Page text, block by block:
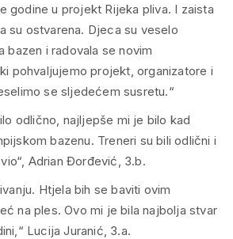
godine u projekt Rijeka pliva. I zaista
su ostvarena. Djeca su veselo
bazen i radovala se novim
pohvaljujemo projekt, organizatore i
se sljedećem susretu.“
odlično, najljepše mi je bilo kad
bazenu. Treneri su bili odlični i
Adrian Đorđević, 3.b.
Htjela bih se baviti ovim
na ples. Ovo mi je bila najbolja stvar
Lucija Juranić, 3.a.